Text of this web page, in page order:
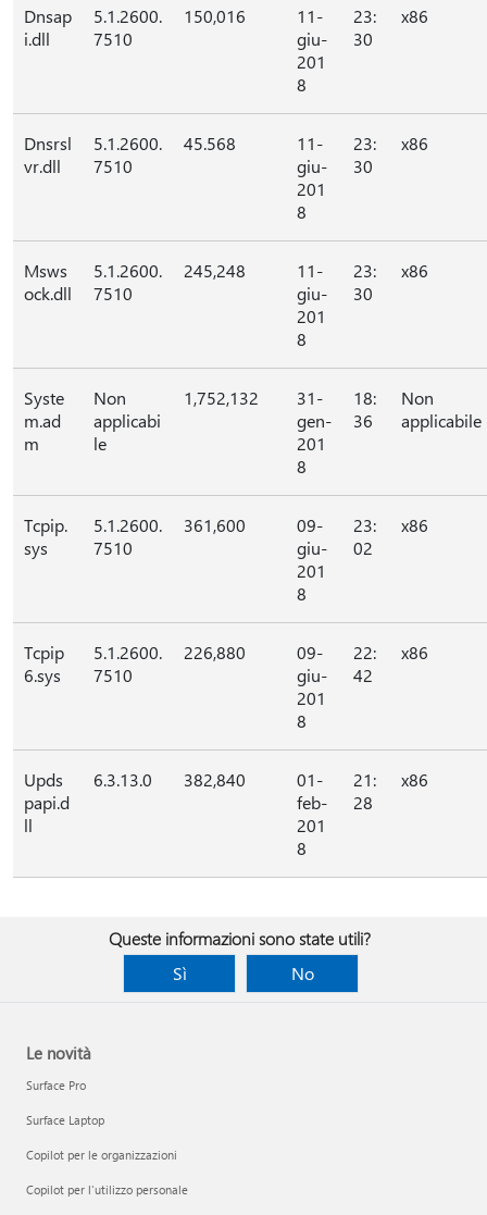
Dnsap
i.dll
5.1.2600.
7510
150,016
11-
giu-
201
8
23:
30
x86
Dnsrsl
vr.dll
5.1.2600.
7510
45.568
11-
giu-
201
8
23:
30
x86
Msws
ock.dll
5.1.2600.
7510
245,248
11-
giu-
201
8
23:
30
x86
Syste
m.ad
m
Non
applicabi
le
1,752,132
31-
gen-
201
8
18:
36
Non
applicabile
Tcpip.
sys
5.1.2600.
7510
361,600
09-
giu-
201
8
23:
02
x86
Tcpip
6.sys
5.1.2600.
7510
226,880
09-
giu-
201
8
22:
42
x86
Upds
papi.d
ll
6.3.13.0 382,840
01-
feb-
201
8
21:
28
x86
Queste informazioni sono state utili?
Sì
No
Le novità
Surface Pro
Surface Laptop
Copilot per le organizzazioni
Copilot per l'utilizzo personale